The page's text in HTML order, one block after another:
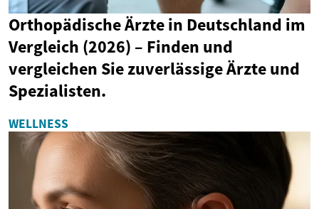
Orthopädische Ärzte in Deutschland im
Vergleich (2026) – Finden und
vergleichen Sie zuverlässige Ärzte und
Spezialisten.
WELLNESS